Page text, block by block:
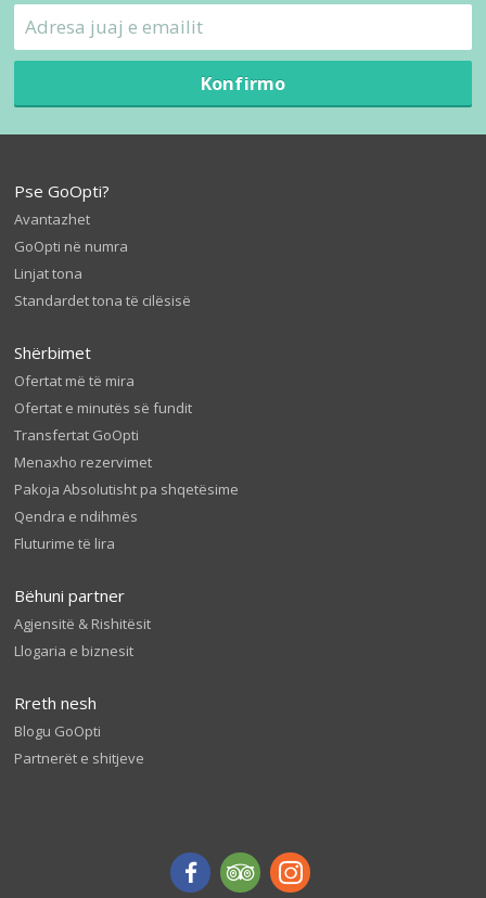
Konfirmo
Pse GoOpti?
Avantazhet
GoOpti në numra
Linjat tona
Standardet tona të cilësisë
Shërbimet
Ofertat më të mira
Ofertat e minutës së fundit
Transfertat GoOpti
Menaxho rezervimet
Pakoja Absolutisht pa shqetësime
Qendra e ndihmës
Fluturime të lira
Bëhuni partner
Agjensitë & Rishitësit
Llogaria e biznesit
Rreth nesh
Blogu GoOpti
Partnerët e shitjeve